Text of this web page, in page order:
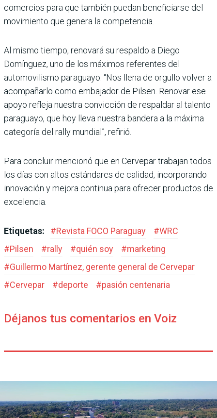
comercios para que también puedan beneficiarse del
movimiento que genera la competencia.
Al mismo tiempo, renovará su respaldo a Diego
Domínguez, uno de los máximos referentes del
automovilismo paraguayo. “Nos llena de orgullo volver a
acompañarlo como embajador de Pilsen. Renovar ese
apoyo refleja nuestra convicción de respaldar al talento
paraguayo, que hoy lleva nuestra bandera a la máxima
categoría del rally mundial”, refirió.
Para concluir mencionó que en Cervepar trabajan todos
los días con altos estándares de calidad, incorporando
innovación y mejora continua para ofrecer productos de
excelencia.
Etiquetas: #Revista FOCO Paraguay #WRC
#Pilsen #rally #quién soy #marketing
#Guillermo Martínez, gerente general de Cervepar
#Cervepar #deporte #pasión centenaria
Déjanos tus comentarios en Voiz